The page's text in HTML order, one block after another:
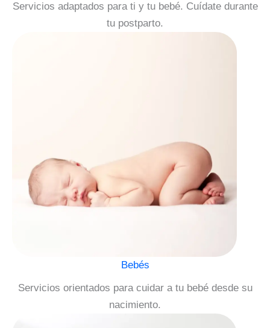
Servicios adaptados para ti y tu bebé. Cuídate durante
tu postparto.
Bebés
Servicios orientados para cuidar a tu bebé desde su
nacimiento.